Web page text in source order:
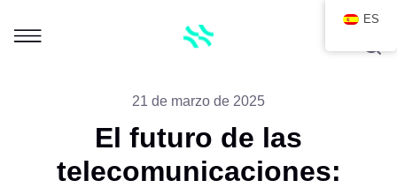
21 de marzo de 2025
El futuro de las
telecomunicaciones:
ES